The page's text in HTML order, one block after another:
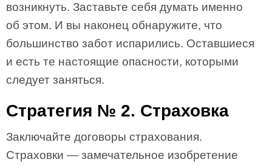
возникнуть. Заставьте себя думать именно
об этом. И вы наконец обнаружите, что
большинство забот испарились. Оставшиеся
и есть те настоящие опасности, которыми
следует заняться.
Стратегия № 2. Страховка
Заключайте договоры страхования.
Страховки — замечательное изобретение